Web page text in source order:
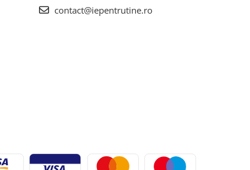
contact@iepentrutine.ro